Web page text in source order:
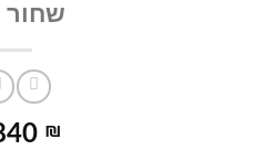
שחור
₪